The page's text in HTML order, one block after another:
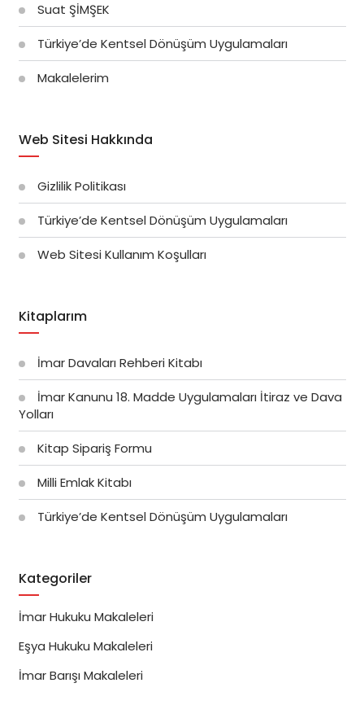
Suat ŞİMŞEK
Türkiye’de Kentsel Dönüşüm Uygulamaları
Makalelerim
Web Sitesi Hakkında
Gizlilik Politikası
Türkiye’de Kentsel Dönüşüm Uygulamaları
Web Sitesi Kullanım Koşulları
Kitaplarım
İmar Davaları Rehberi Kitabı
İmar Kanunu 18. Madde Uygulamaları İtiraz ve Dava
Yolları
Kitap Sipariş Formu
Milli Emlak Kitabı
Türkiye’de Kentsel Dönüşüm Uygulamaları
Kategoriler
İmar Hukuku Makaleleri
Eşya Hukuku Makaleleri
İmar Barışı Makaleleri